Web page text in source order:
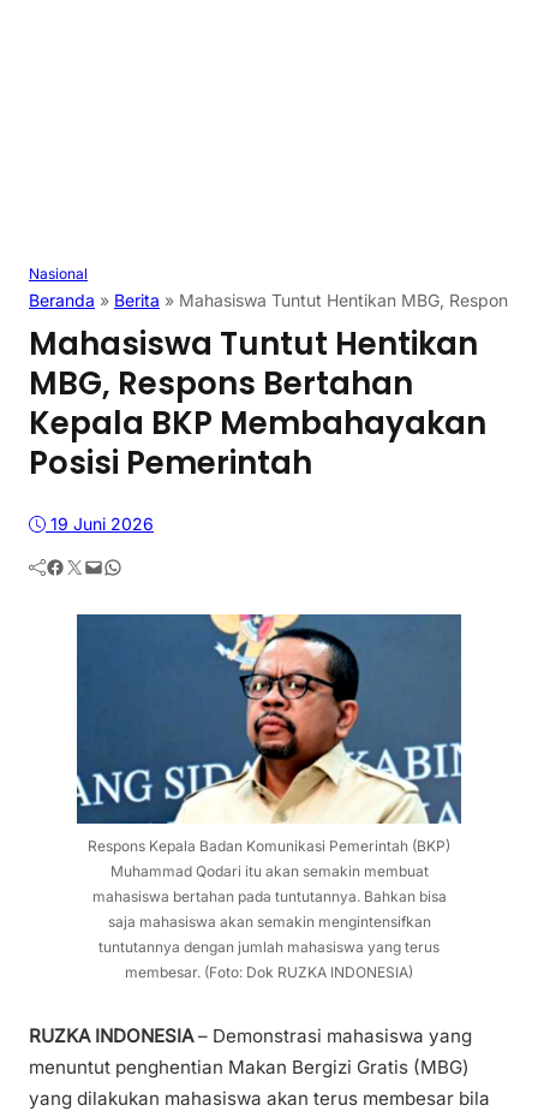
Nasional
Beranda » Berita » Mahasiswa Tuntut Hentikan MBG, Respons
Mahasiswa Tuntut Hentikan
MBG, Respons Bertahan
Kepala BKP Membahayakan
Posisi Pemerintah
19 Juni 2026
Facebook Twitter Mail WhatsApp
Respons Kepala Badan Komunikasi Pemerintah (BKP)
Muhammad Qodari itu akan semakin membuat
mahasiswa bertahan pada tuntutannya. Bahkan bisa
saja mahasiswa akan semakin mengintensifkan
tuntutannya dengan jumlah mahasiswa yang terus
membesar. (Foto: Dok RUZKA INDONESIA)
RUZKA INDONESIA– Demonstrasi mahasiswa yang
menuntut penghentian Makan Bergizi Gratis (MBG)
yang dilakukan mahasiswa akan terus membesar bila